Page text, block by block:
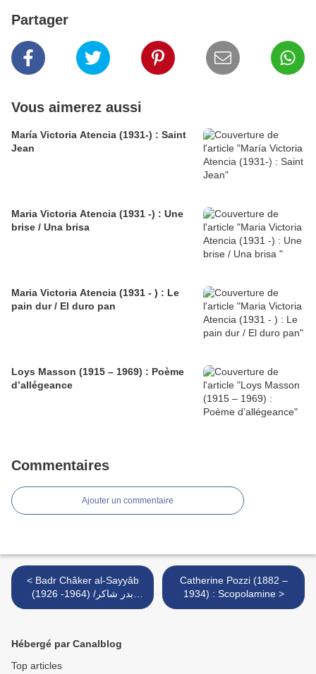
Partager
Vous aimerez aussi
María Victoria Atencia (1931-) : Saint
Jean
Maria Victoria Atencia (1931 -) : Une
brise / Una brisa
Maria Victoria Atencia (1931 - ) : Le
pain dur / El duro pan
Loys Masson (1915 – 1969) : Poème
d’allégeance
Commentaires
Ajouter un commentaire
< Badr Châker al-Sayyâb
(1926 -1964) /بدر شاكر
السياب : Dans la nuit
Catherine Pozzi (1882 –
1934) : Scopolamine >
Hébergé par Canalblog
Top articles